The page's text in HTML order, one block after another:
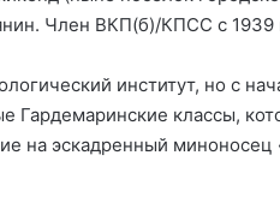
Член ВКП(б)/КПСС с 1939
институт, но с
Гардемаринские классы,
на эскадренный